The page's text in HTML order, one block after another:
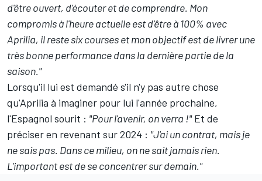
d'être ouvert, d'écouter et de comprendre. Mon
compromis à l'heure actuelle est d'être à 100% avec
Aprilia, il reste six courses et mon objectif est de livrer une
très bonne performance dans la dernière partie de la
saison."
Lorsqu'il lui est demandé s'il n'y pas autre chose
qu'Aprilia à imaginer pour lui l'année prochaine,
l'Espagnol sourit : "Pour l'avenir, on verra !"Et de
préciser en revenant sur 2024 : "J'ai un contrat, mais je
ne sais pas. Dans ce milieu, on ne sait jamais rien.
L'important est de se concentrer sur demain."